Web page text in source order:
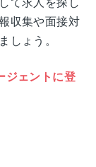
収集や面接対
しょう。
ジェントに登